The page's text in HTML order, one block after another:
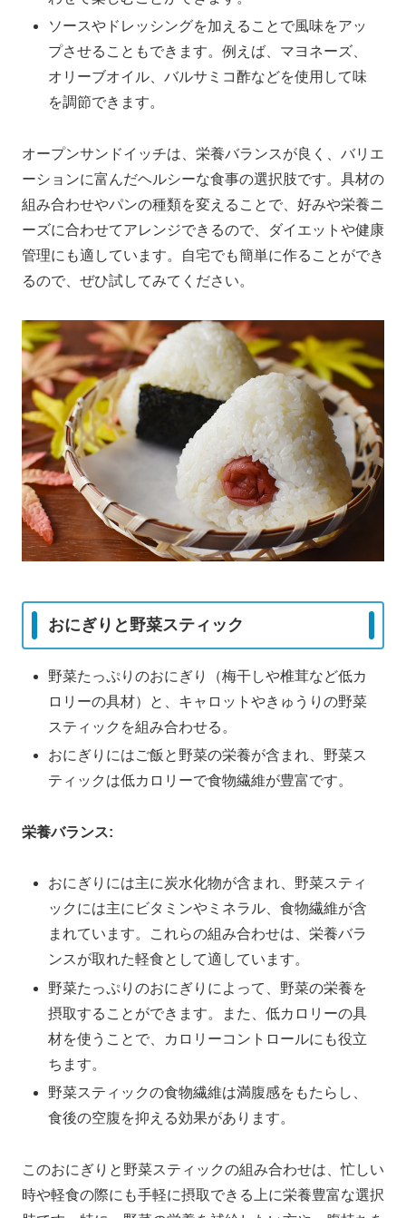
ソースやドレッシングを加えることで風味をアッ
プさせることもできます。例えば、マヨネーズ、
オリーブオイル、バルサミコ酢などを使用して味
を調節できます。
オープンサンドイッチは、栄養バランスが良く、バリエ
ーションに富んだヘルシーな食事の選択肢です。具材の
組み合わせやパンの種類を変えることで、好みや栄養ニ
ーズに合わせてアレンジできるので、ダイエットや健康
管理にも適しています。自宅でも簡単に作ることができ
るので、ぜひ試してみてください。
おにぎりと野菜スティック
野菜たっぷりのおにぎり（梅干しや椎茸など低カ
ロリーの具材）と、キャロットやきゅうりの野菜
スティックを組み合わせる。
おにぎりにはご飯と野菜の栄養が含まれ、野菜ス
ティックは低カロリーで食物繊維が豊富です。
栄養バランス:
おにぎりには主に炭水化物が含まれ、野菜スティ
ックには主にビタミンやミネラル、食物繊維が含
まれています。これらの組み合わせは、栄養バラ
ンスが取れた軽食として適しています。
野菜たっぷりのおにぎりによって、野菜の栄養を
摂取することができます。また、低カロリーの具
材を使うことで、カロリーコントロールにも役立
ちます。
野菜スティックの食物繊維は満腹感をもたらし、
食後の空腹を抑える効果があります。
このおにぎりと野菜スティックの組み合わせは、忙しい
時や軽食の際にも手軽に摂取できる上に栄養豊富な選択